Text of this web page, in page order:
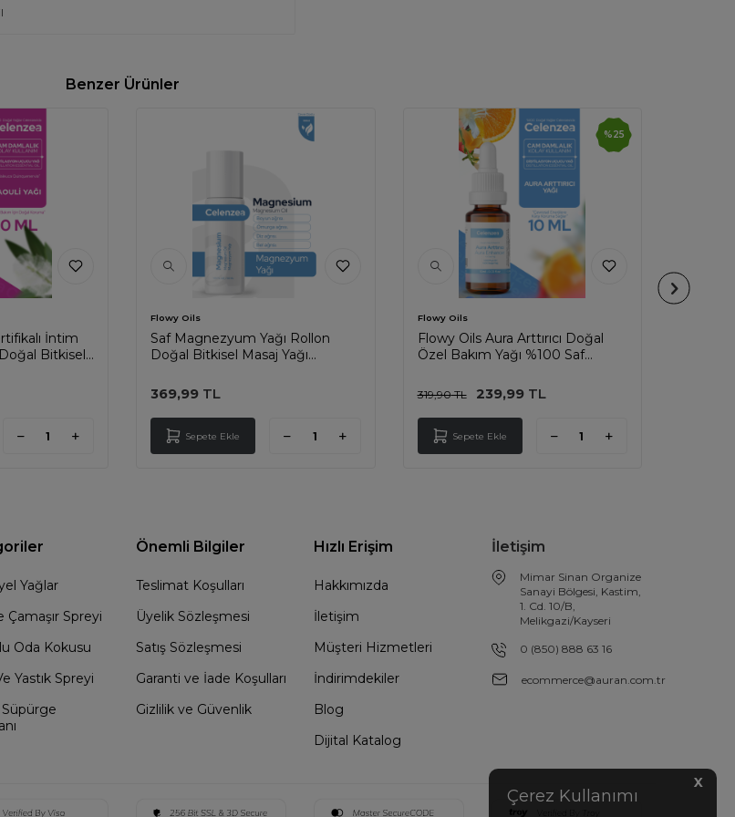
X
Çerez Kullanımı
Benzer Ürünler
İntim
Bitkisel
Flowy Oils
Saf Magnezyum Yağı Rollon
Doğal Bitkisel Masaj Yağı
369,99 TL
Sepete Ekle
%25
Flowy Oils
Flowy Oils Aura Arttırıcı Doğal
Özel Bakım Yağı %100 Saf
10ml
319,90TL 239,99TL
Sepete Ekle
Yağlar
Çamaşır Spreyi
Oda Kokusu
Yastık Spreyi
Önemli Bilgiler
Teslimat Koşulları
Üyelik Sözleşmesi
Satış Sözleşmesi
Garanti ve İade Koşulları
Gizlilik ve Güvenlik
Hızlı Erişim
Hakkımızda
İletişim
Müşteri Hizmetleri
İndirimdekiler
Blog
Dijital Katalog
İletişim
Mimar Sinan Organize
Sanayi Bölgesi, Kastim,
1. Cd. 10/B,
Melikgazi/Kayseri
0 (850) 888 63 16
ecommerce@auran.com.tr